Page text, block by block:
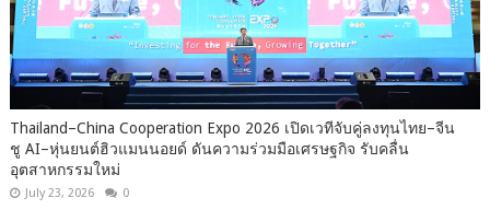
Thailand–China Cooperation Expo 2026 เปิดเวทีจับคู่ลงทุนไทย–จีน
ชู AI–หุ่นยนต์ฮิวแมนนอยด์ ดันความร่วมมือเศรษฐกิจ รับคลื่น
อุตสาหกรรมใหม่
July 23, 2026 0